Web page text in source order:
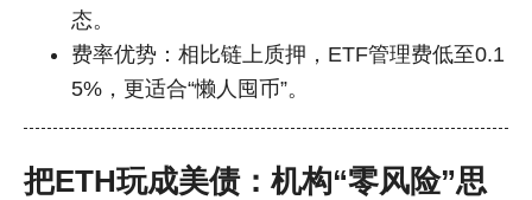
态。
费率优势：相比链上质押，ETF管理费低至0.1
5%，更适合“懒人囤币”。
把ETH玩成美债：机构“零风险”思